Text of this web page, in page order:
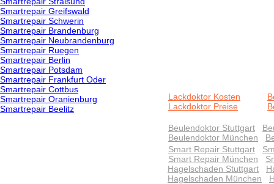
Smartrepair Greifswald
Smartrepair Schwerin
Smartrepair Brandenburg
Smartrepair Neubrandenburg
Smartrepair Ruegen
Smartrepair Berlin
Smartrepair Potsdam
Smartrepair Frankfurt Oder
Smartrepair Cottbus
Smartrepair Oranienburg
Smartrepair Beelitz
Lackdoktor Kosten
Lackdoktor Preise
Beulendoktor Stuttgart
Beulendoktor München
Smart Repair Stuttgart
Smart Repair München
Hagelschaden Stuttgart
Hagelschaden München